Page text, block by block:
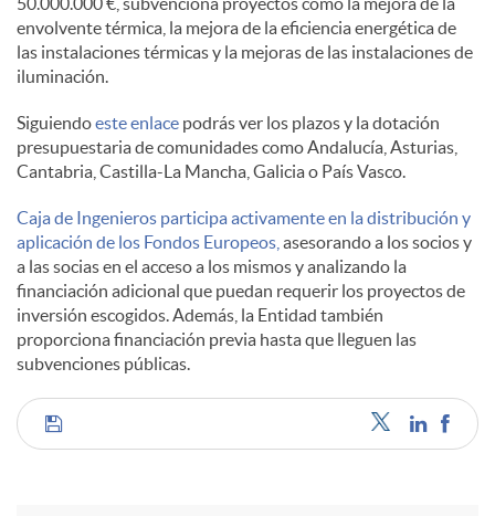
a
l
e
s
envolvente térmica, la mejora de la eficiencia energética de
las instalaciones térmicas y la mejoras de las instalaciones de
iluminación.
Siguiendoeste enlace podrás ver los plazos y la dotación
presupuestaria de comunidades como Andalucía, Asturias,
Cantabria, Castilla-La Mancha, Galicia o País Vasco.
Caja de Ingenieros participa activamente en la distribución y
aplicación de los Fondos Europeos, asesorando a los socios y
a las socias en el acceso a los mismos y analizando la
financiación adicional que puedan requerir los proyectos de
inversión escogidos. Además, la Entidad también
proporciona financiación previa hasta que lleguen las
subvenciones públicas.
C